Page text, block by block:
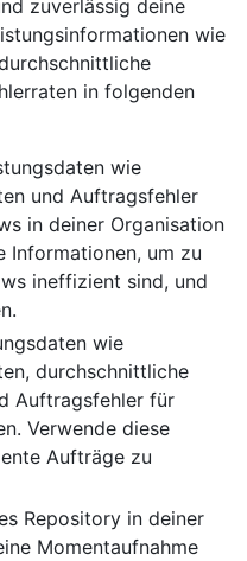
zuverlässig deine
wie
in folgenden
wie
und Auftragsfehler
in deiner Organisation
Informationen, um zu
ineffizient sind, und
wie
durchschnittliche
Auftragsfehler für
Verwende diese
Aufträge zu
Repository in deiner
Momentaufnahme